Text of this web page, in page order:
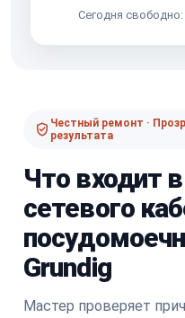
Сегодня
Честный ремонт ·
результата
Что входит
сетевого
Grundig
Мастер проверяет